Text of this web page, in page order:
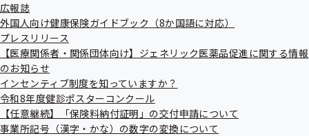
ー
広報誌
外国人向け健康保険ガイドブック（8か国語に対応）
プレスリリース
【医療関係者・関係団体向け】ジェネリック医薬品促進に関する情報
のお知らせ
インセンティブ制度を知っていますか？
令和8年度健診ポスターコンクール
【任意継続】「保険料納付証明」の交付申請について
事業所記号（漢字・かな）の数字の変換について
委託業務内容
協会けんぽ加入事業所に対する事業者健診（定期健診）結果
データの提供依頼業務